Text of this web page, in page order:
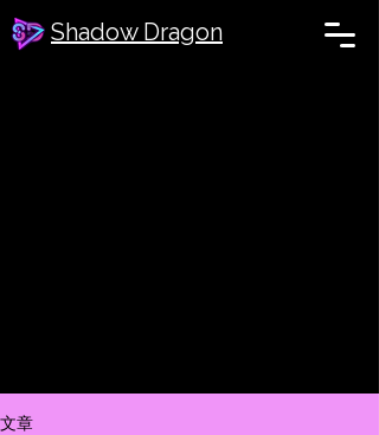
Shadow Dragon
文章